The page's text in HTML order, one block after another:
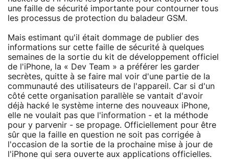
une faille de sécurité importante pour contourner tous
les processus de protection du baladeur GSM.
Mais estimant qu'il était dommage de publier des
informations sur cette faille de sécurité à quelques
semaines de la sortie du kit de développement officiel
de l'iPhone, la « Dev Team » a préférer les garder
secrètes, quitte à se faire mal voir d'une partie de la
communauté des utilisateurs de l'appareil. Car si d'un
côté cette organisation parallèle se vantait d'avoir
déjà hacké le système interne des nouveaux iPhone,
elle ne voulait pas que l'information - et la méthode
pour y parvenir - se propage. Officiellement pour être
sûr que la faille en question ne soit pas corrigée à
l'occasion de la sortie de la prochaine mise à jour de
l'iPhone qui sera ouverte aux applications officielles.